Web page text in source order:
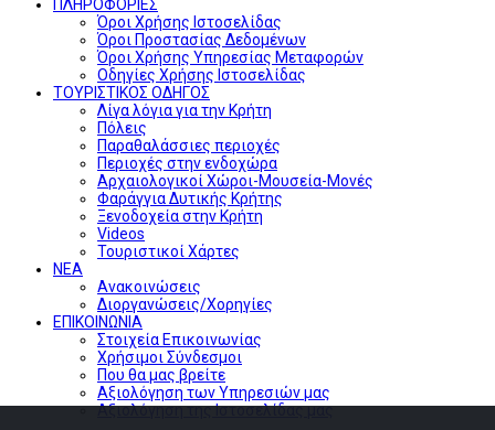
ΠΛΗΡΟΦΟΡΙΕΣ
Όροι Χρήσης Ιστοσελίδας
Όροι Προστασίας Δεδομένων
Όροι Χρήσης Υπηρεσίας Μεταφορών
Οδηγίες Χρήσης Ιστοσελίδας
ΤΟΥΡΙΣΤΙΚΟΣ ΟΔΗΓΟΣ
Λίγα λόγια για την Κρήτη
Πόλεις
Παραθαλάσσιες περιοχές
Περιοχές στην ενδοχώρα
Αρχαιολογικοί Χώροι-Μουσεία-Μονές
Φαράγγια Δυτικής Κρήτης
Ξενοδοχεία στην Κρήτη
Videos
Τουριστικοί Χάρτες
ΝΕΑ
Ανακοινώσεις
Διοργανώσεις/Χορηγίες
ΕΠΙΚΟΙΝΩΝΙΑ
Στοιχεία Επικοινωνίας
Χρήσιμοι Σύνδεσμοι
Που θα μας βρείτε
Αξιολόγηση των Υπηρεσιών μας
Αξιολόγηση της Ιστοσελίδας μας